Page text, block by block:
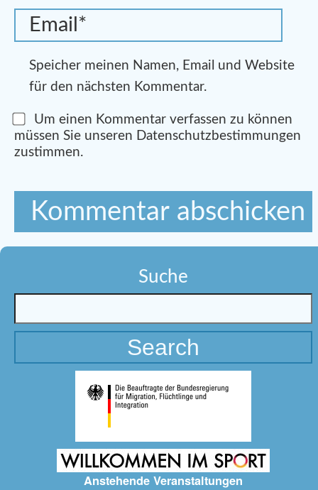
Speicher meinen Namen, Email und Website
für den nächsten Kommentar.
Um einen Kommentar verfassen zu können
müssen Sie unseren Datenschutzbestimmungen
zustimmen.
Suche
Anstehende Veranstaltungen